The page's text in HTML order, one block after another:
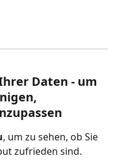
Daten - um
, um zu sehen, ob Sie
zufrieden sind.